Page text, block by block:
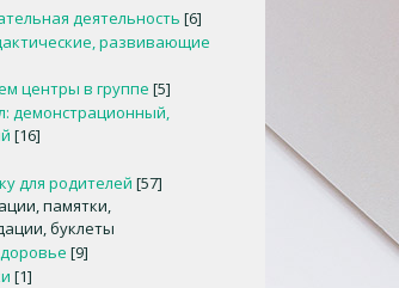
деятельность [6]
развивающие
центры в группе [5]
демонстрационный,
[16]
для родителей [57]
памятки,
буклеты
[9]
[1]